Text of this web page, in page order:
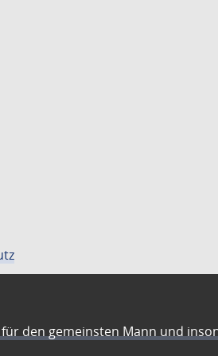
den gemeinsten Mann und